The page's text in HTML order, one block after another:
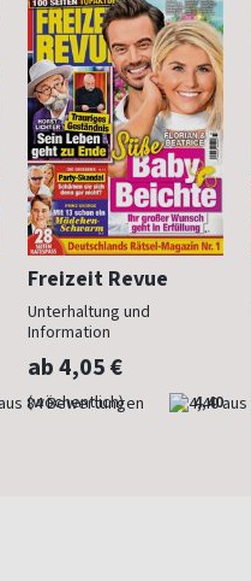
Freizeit Revue
Unterhaltung und
Information
ab 4,05 €
(wöchentlich) 4,40